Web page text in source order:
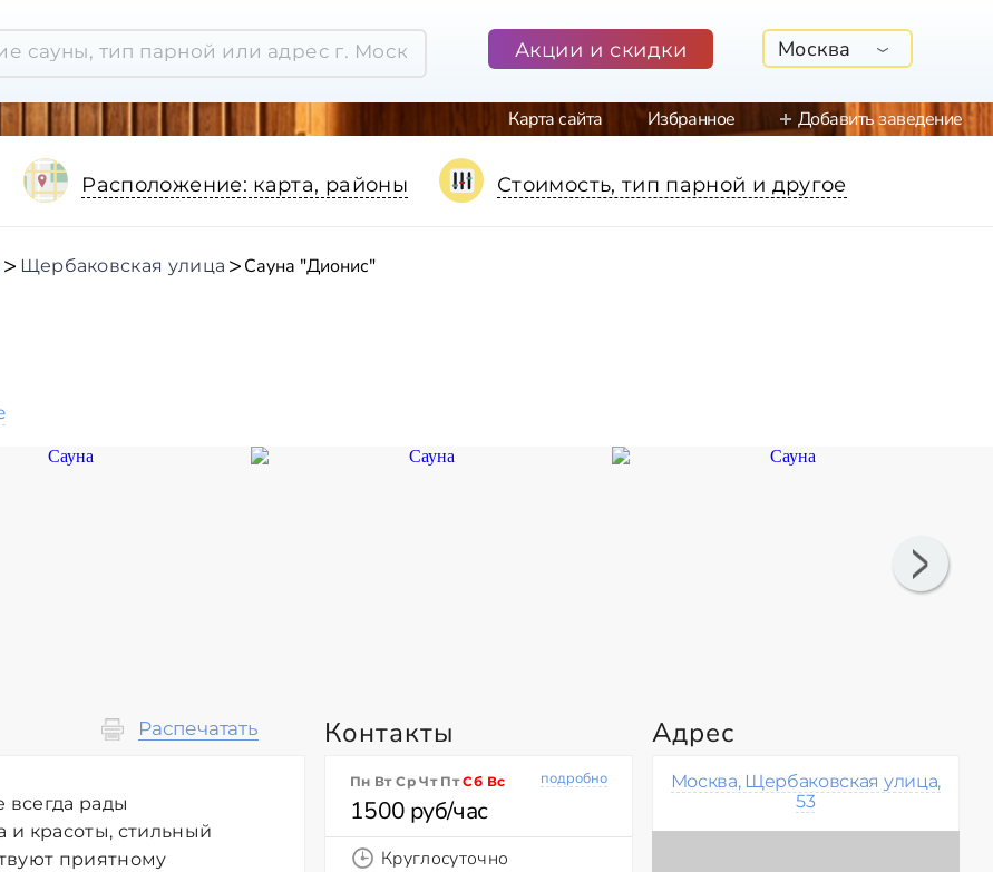
Акции и скидки Москва
Карта сайта Избранное Добавить заведение
Расположение: карта, районы Стоимость, тип парной и другое
Щербаковская улица Сауна "Дионис"
Распечатать
всегда рады
и красоты, стильный
приятному
Контакты
подробно
Пн Вт Ср Чт ПтСб Вс
1500 руб/час
Круглосуточно
Адрес
Москва, Щербаковская улица,
53